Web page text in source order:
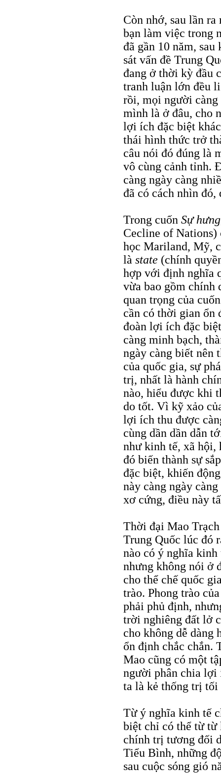
Còn nhớ, sau lần
bạn làm việc trong
đã gần 10 năm,
sát vấn đề Trung
đang ở thời kỳ đầu
tranh luận lớn đều
rồi, mọi người
mình là ở đâu, cho
lợi ích đặc biệt
thái hình thức trở
câu nói đó đúng là
vô cùng cảnh tỉnh.
càng ngày càng
đã có cách nhìn đó,
Trong cuốn Sự
Cecline of
học Mariland, Mỹ,
là state (chính
hợp với định nghĩa
vừa bao gồm chính
quan trọng của
cần có thời gian ổn
đoàn lợi ích đặc
càng minh bạch,
ngày càng biết nên
của quốc gia, sự
trị, nhất là hành
nào, hiểu được khi
do tốt. Vì kỹ xảo
lợi ích thu được
cùng dần dần dẫn
như kinh tế, xã hội,
đó biến thành sự
đặc biệt, khiến
này càng ngày
xơ cứng, điều này
Thời đại Mao
Trung Quốc lúc đó
nào có ý nghĩa
nhưng không nói ở
cho thể chế quốc
trào. Phong trào
phải phủ định,
trời nghiêng đất lở
cho không dễ dàng
ổn định chắc chắn.
Mao cũng có một
người phân chia lợi
ta là kẻ thống trị tối
Từ ý nghĩa kinh tế
biệt chỉ có thể từ từ
chính trị tương đối
Tiểu Bình, những
sau cuộc sóng gió